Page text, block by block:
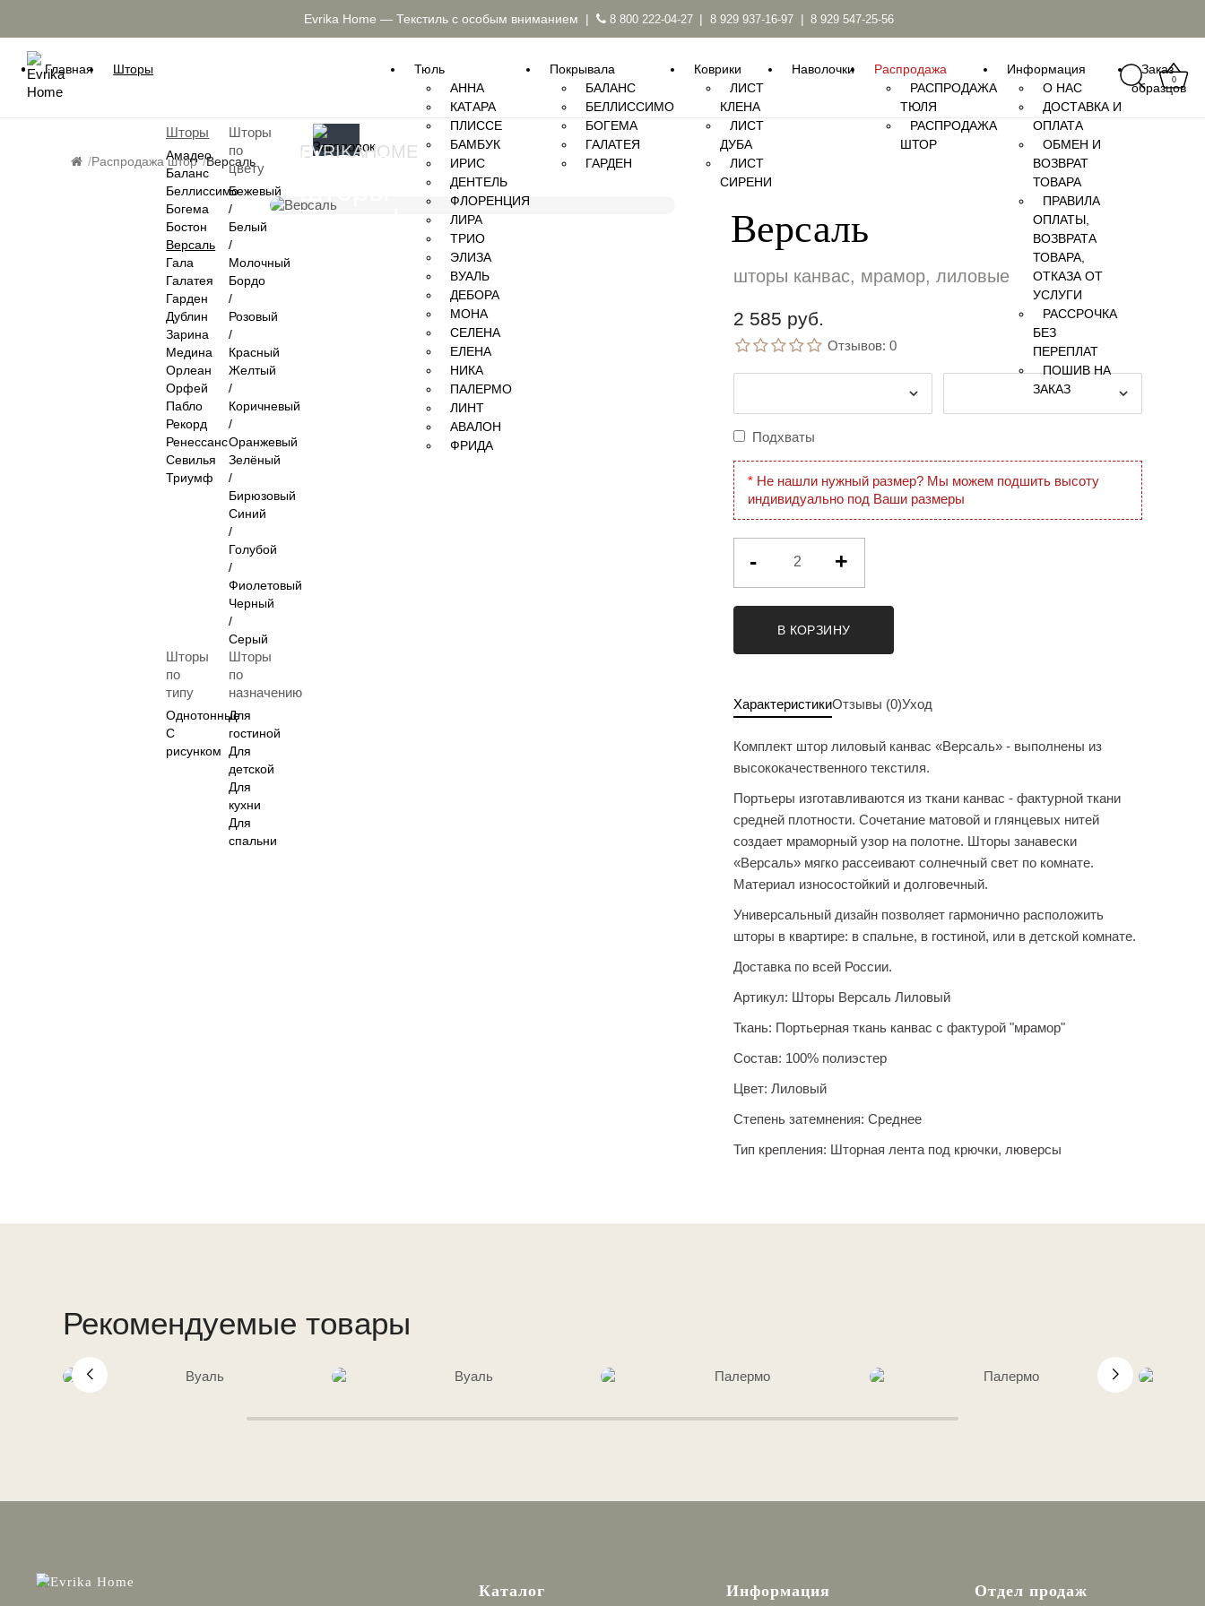
Evrika Home — Текстиль с особым вниманием | 8 800 222-04-27 | 8 929 937-16-97 | 8 929 547-25-56
Главная Шторы
Шторы
Амадео
Баланс
Беллиссимо
Богема
Бостон
Версаль
Гала
Галатея
Гарден
Дублин
Зарина
Медина
Орлеан
Орфей
Пабло
Рекорд
Ренессанс
Севилья
Триумф
Шторы
по
цвету
Бежевый
/
Белый
/
Молочный
Бордо
/
Розовый
/
Красный
Желтый
/
Коричневый
/
Оранжевый
Зелёный
/
Бирюзовый
Синий
/
Голубой
/
Фиолетовый
Черный
/
Серый
Шторы
по
типу
Однотонные
С
рисунком
Шторы
по
назначению
Для
гостиной
Для
детской
Для
кухни
Для
спальни
EVRIKAHOME
Новые
Триумф
Тюль
АННА
КАТАРА
ПЛИССЕ
БАМБУК
ИРИС
ДЕНТЕЛЬ
ФЛОРЕНЦИЯ
ЛИРА
ТРИО
ЭЛИЗА
ВУАЛЬ
ДЕБОРА
МОНА
СЕЛЕНА
ЕЛЕНА
НИКА
ПАЛЕРМО
ЛИНТ
АВАЛОН
ФРИДА
Покрывала
БАЛАНС
БЕЛЛИССИМО
БОГЕМА
ГАЛАТЕЯ
ГАРДЕН
Коврики
ЛИСТ
КЛЕНА
ЛИСТ
ДУБА
ЛИСТ
СИРЕНИ
Наволочки
Распродажа
РАСПРОДАЖА
ТЮЛЯ
РАСПРОДАЖА
ШТОР
Информация
О НАС
ДОСТАВКА И
ОПЛАТА
ОБМЕН И
ВОЗВРАТ
ТОВАРА
ПРАВИЛА
ОПЛАТЫ,
ВОЗВРАТА
ТОВАРА,
ОТКАЗА ОТ
УСЛУГИ
РАССРОЧКА
БЕЗ
ПЕРЕПЛАТ
ПОШИВ НА
ЗАКАЗ
Заказ
образцов
0
Распродажа штор Версаль
Версаль
шторы канвас, мрамор, лиловые
2 585 руб.
Отзывов: 0
Подхваты
* Не нашли нужный размер? Мы можем подшить высоту
индивидуально под Ваши размеры
- +
В КОРЗИНУ
ХарактеристикиОтзывы (0)Уход
Комплект штор лиловый канвас «Версаль» - выполнены из
высококачественного текстиля.
Портьеры изготавливаются из ткани канвас - фактурной ткани
средней плотности. Сочетание матовой и глянцевых нитей
создает мраморный узор на полотне. Шторы занавески
«Версаль» мягко рассеивают солнечный свет по комнате.
Материал износостойкий и долговечный.
Универсальный дизайн позволяет гармонично расположить
шторы в квартире: в спальне, в гостиной, или в детской комнате.
Доставка по всей России.
Артикул: Шторы Версаль Лиловый
Ткань: Портьерная ткань канвас с фактурой "мрамор"
Состав: 100% полиэстер
Цвет: Лиловый
Степень затемнения: Среднее
Тип крепления: Шторная лента под крючки, люверсы
Рекомендуемые товары
Каталог Информация Отдел продаж